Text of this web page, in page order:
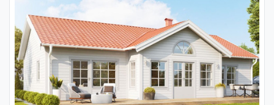
så att din villa passar in miljön på byggplatsen.